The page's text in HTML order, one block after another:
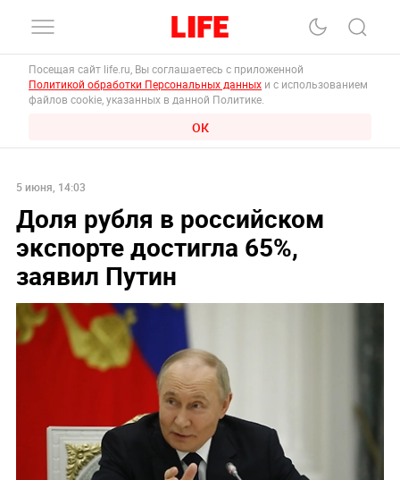
Посещая сайт life.ru, Вы соглашаетесь с приложенной
Политикой обработки Персональных данных и с использованием
файлов cookie, указанных в данной Политике.
ОК
5 июня, 14:03
Доля рубля в российском
экспорте достигла 65%,
заявил Путин